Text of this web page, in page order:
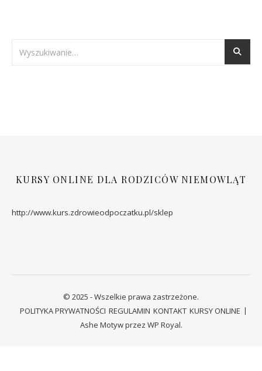
KURSY ONLINE DLA RODZICÓW NIEMOWLĄT
http://www.kurs.zdrowieodpoczatku.pl/sklep
© 2025 - Wszelkie prawa zastrzeżone.
POLITYKA PRYWATNOŚCI REGULAMIN KONTAKT KURSY ONLINE
Ashe Motyw przez WP Royal.